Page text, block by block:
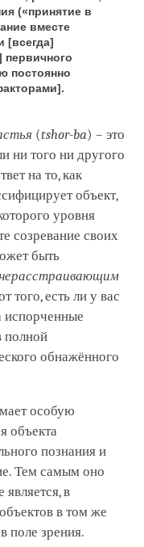
(«принятие в
вместе
[всегда]
постоянно
(tshor-ba) – это
ни того ни другого
на то, как
объект,
уровня
созревание своих
быть
того, есть ли у вас
испорченные
полной
обнажённого
особую
объекта
познания и
Тем самым оно
является, в
в том же
поле зрения.